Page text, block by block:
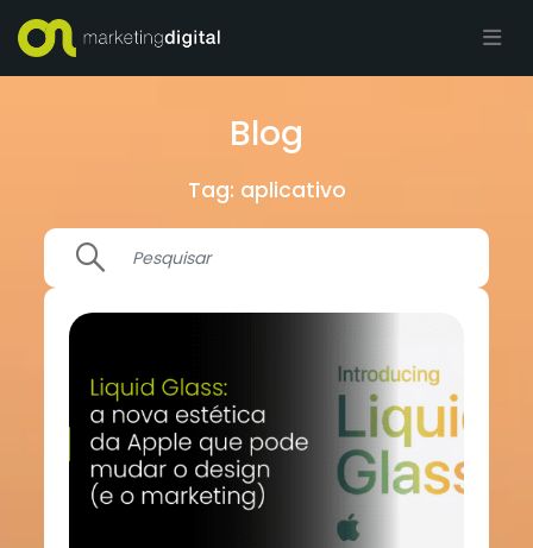
Blog
Tag: aplicativo